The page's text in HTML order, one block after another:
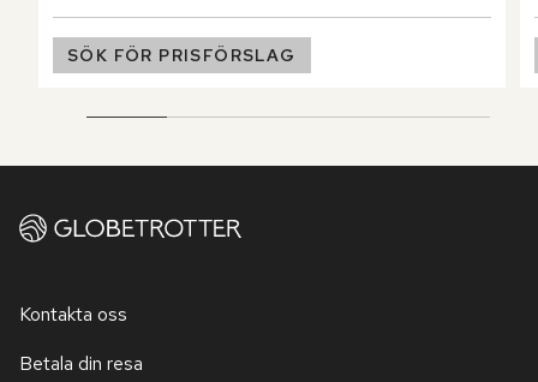
SÖK FÖR PRISFÖRSLAG
Kontakta oss
Betala din resa